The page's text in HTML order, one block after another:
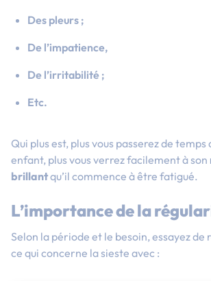
Des pleurs ;
De l’impatience,
De l’irritabilité ;
Etc.
Qui plus est, plus vous passerez de
enfant, plus vous verrez facilement à son
brillantqu’il commence à être fatigué.
L’importance de la
Selon la période et le besoin, essayez
ce qui concerne la sieste avec :